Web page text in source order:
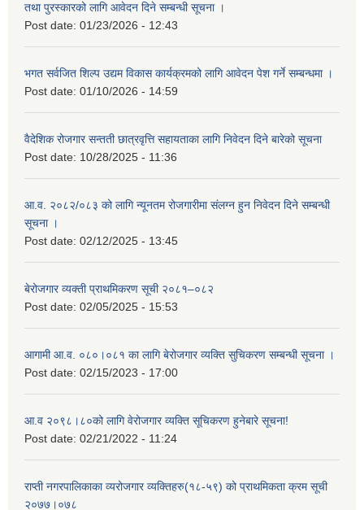
तथा पुरस्कारको लागि आवेदन दिने सम्बन्धी सूचना ।
Post date: 01/23/2026 - 12:43
भगत सर्वजित शिल्प उद्यम विकास कार्यक्रमको लागि आवेदन पेश गर्ने सम्बन्धमा ।
Post date: 01/10/2026 - 14:59
वैदेशिक रोजगार सन्तती छात्रवृत्ति सहायताका लागि निवेदन दिने बारेको सूचना
Post date: 10/28/2025 - 11:36
आ.व. २०८२/०८३ को लागि न्यूनतम रोजगारीमा संलग्न हुन निवेदन दिने सम्बन्धी
सूचना ।
Post date: 02/12/2025 - 13:45
बेरोजगार व्यक्ती प्राथमिकरण सूची २०८१–०८२
Post date: 02/05/2025 - 15:53
आगामी आ.व. ०८०।०८१ का लागि बेरोजगार व्यक्ति सुचिकरण सम्बन्धी सूचना ।
Post date: 02/15/2023 - 17:00
आ.व २०९८।८०को लागि वेरोजगार व्यक्ति सूचिकरण हुनेबारे सूचना!
Post date: 02/21/2022 - 11:24
राप्ती नगरपालिकाका व्यरोजगार व्यक्तिहरु(१८-५९) को प्राथमिकता क्रम सूची
२०७७।०७८